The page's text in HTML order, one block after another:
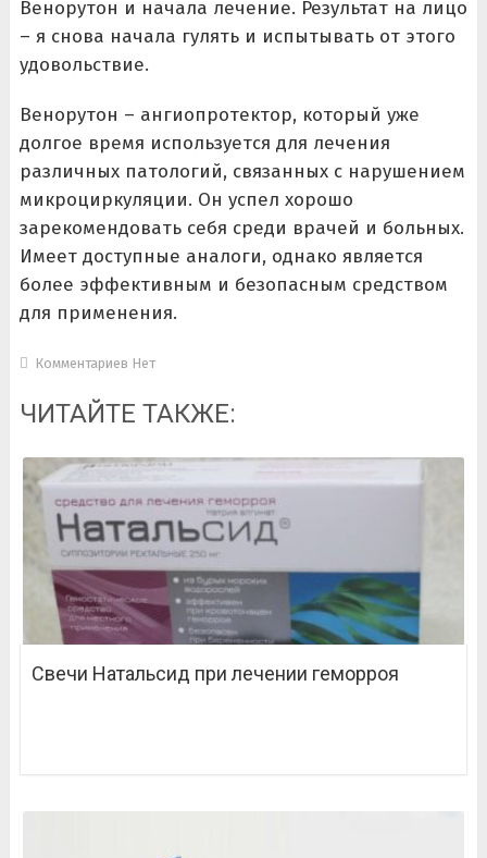
Венорутон и начала лечение. Результат на лицо
– я снова начала гулять и испытывать от этого
удовольствие.
Венорутон – ангиопротектор, который уже
долгое время используется для лечения
различных патологий, связанных с нарушением
микроциркуляции. Он успел хорошо
зарекомендовать себя среди врачей и больных.
Имеет доступные аналоги, однако является
более эффективным и безопасным средством
для применения.
Комментариев Нет
ЧИТАЙТЕ ТАКЖЕ:
Свечи Натальсид при лечении геморроя